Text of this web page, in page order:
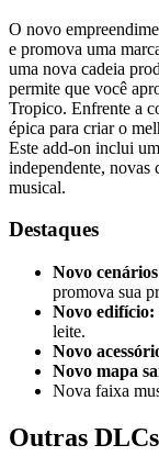
O novo
e promova uma
uma nova cadeia
permite que você
Tropico. Enfrente a
épica para criar o
Este add-on inclui
independente, novas
musical.
Destaques
Novo
promova sua
Novo edifício:
leite.
Novo
Novo mapa
Nova faixa
Outras DLCs